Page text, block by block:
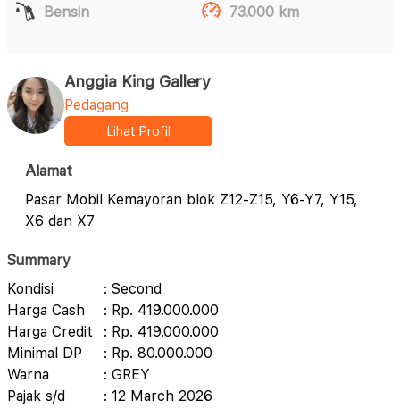
Bensin
73.000 km
Anggia King Gallery
Pedagang
Lihat Profil
Alamat
Pasar Mobil Kemayoran blok Z12-Z15, Y6-Y7, Y15,
X6 dan X7
Summary
Kondisi
: Second
Harga Cash
: Rp. 419.000.000
Harga Credit
: Rp. 419.000.000
Minimal DP
: Rp. 80.000.000
Warna
: GREY
Pajak s/d
: 12 March 2026